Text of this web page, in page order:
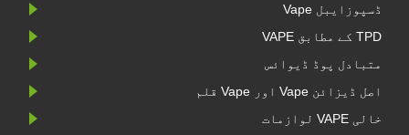
ڈسپوزایبل Vape
TPD کے مطابق VAPE
متبادل پوڈ ڈیوائس
اصل ڈیزائن Vape اور Vape قلم
خالی VAPE لوازمات